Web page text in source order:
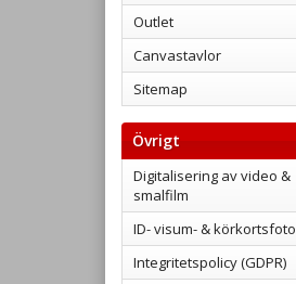
Outlet
Canvastavlor
Sitemap
Övrigt
Digitalisering av video &
smalfilm
ID- visum- & körkortsfoto
Integritetspolicy (GDPR)